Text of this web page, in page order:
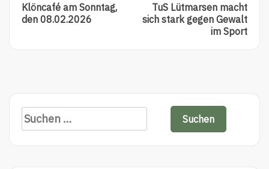
Klöncafé am Sonntag,
den 08.02.2026
TuS Lütmarsen macht
sich stark gegen Gewalt
im Sport